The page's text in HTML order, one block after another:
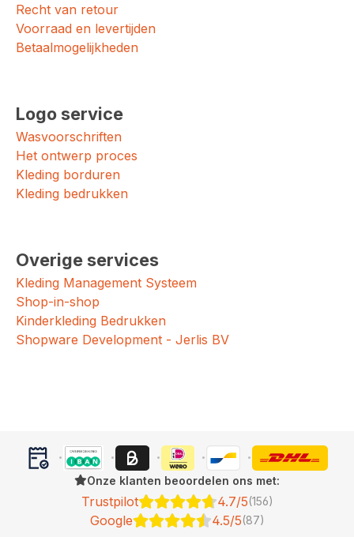
Recht van retour
Voorraad en levertijden
Betaalmogelijkheden
Logo service
Wasvoorschriften
Het ontwerp proces
Kleding borduren
Kleding bedrukken
Overige services
Kleding Management Systeem
Shop-in-shop
Kinderkleding Bedrukken
Shopware Development - Jerlis BV
Onze klanten beoordelen ons met:
Trustpilot 4.7/5(156)
Google 4.5/5(87)